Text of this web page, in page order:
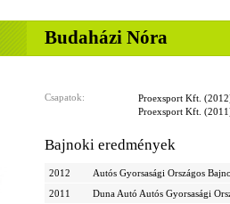
Budaházi Nóra
Csapatok:
Proexsport Kft.
Proexsport Kft.
Bajnoki eredmények
2012
Autós Gyorsasági Országos
2011
Duna Autó Autós Gyorsasági